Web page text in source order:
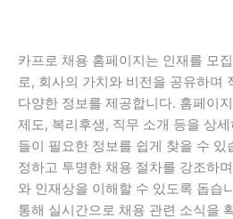
카프로 채용 홈페이지는 인재를 모
로, 회사의 가치와 비전을 공유하며
다양한 정보를 제공합니다. 홈페이
제도, 복리후생, 직무 소개 등을 상
들이 필요한 정보를 쉽게 찾을 수 있
정하고 투명한 채용 절차를 강조하
와 인재상을 이해할 수 있도록 돕습
통해 실시간으로 채용 관련 소식을